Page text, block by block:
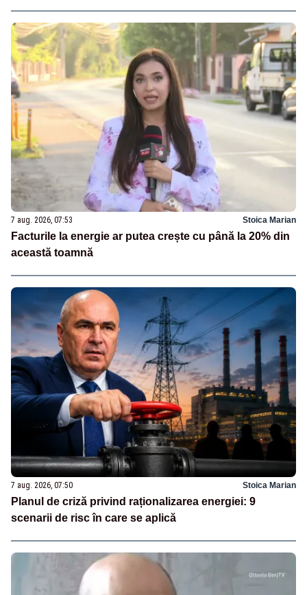
7 aug. 2026, 07:53 Stoica Marian
Facturile la energie ar putea crește cu până la 20% din
această toamnă
7 aug. 2026, 07:50 Stoica Marian
Planul de criză privind raționalizarea energiei: 9
scenarii de risc în care se aplică